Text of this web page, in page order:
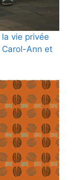
vie privée
Carol-Ann et